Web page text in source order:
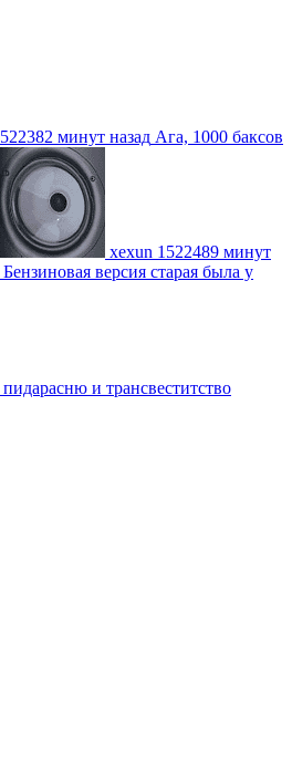
минут назад Ага, 1000 баксов
xexun 1522489 минут
версия старая была у
и трансвеститство